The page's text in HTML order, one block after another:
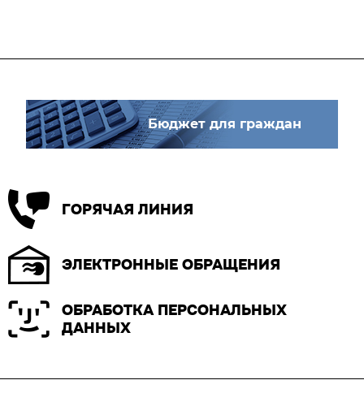
Бюджет для граждан
ГОРЯЧАЯ ЛИНИЯ
ЭЛЕКТРОННЫЕ ОБРАЩЕНИЯ
ОБРАБОТКА ПЕРСОНАЛЬНЫХ
ДАННЫХ